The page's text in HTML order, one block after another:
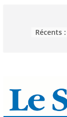
Récents :